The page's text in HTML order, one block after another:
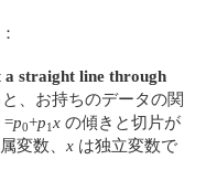
a straight line through
、お持ちのデータの関
=p0+p1x の傾きと切片が
変数、 x は独立変数で